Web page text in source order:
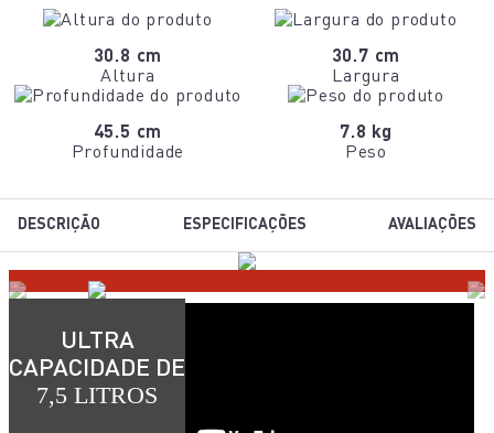
30.8 cm
Altura
30.7 cm
Largura
45.5 cm
Profundidade
7.8 kg
Peso
DESCRIÇÃO ESPECIFICAÇÕES AVALIAÇÕES
ULTRA
CAPACIDADE DE
7,5 LITROS